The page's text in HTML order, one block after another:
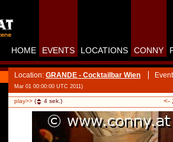
HOME EVENTS LOCATIONS CONNY
Location: GRANDE - Cocktailbar Wien
Mar 01 00:00:00 UTC 2011)
play>> ( 4 sek.) <-